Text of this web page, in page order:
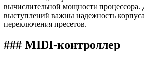
вычислительной мощности
выступлений важны надежность
переключения пресетов.
### MIDI-контроллер